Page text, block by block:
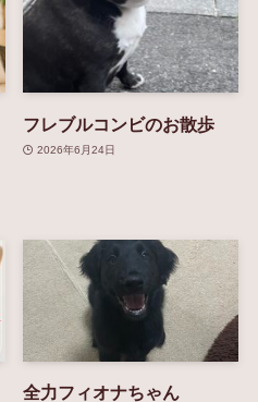
フレブルコンビのお散歩
2026年6月24日
全力フィオナちゃん